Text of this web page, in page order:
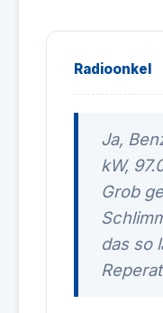
Radioonkel
Ja,
kW,
Grob
das so